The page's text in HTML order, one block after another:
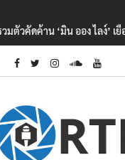
คัดค้าน ‘มิน ออง ไลง์’ เยือนไ